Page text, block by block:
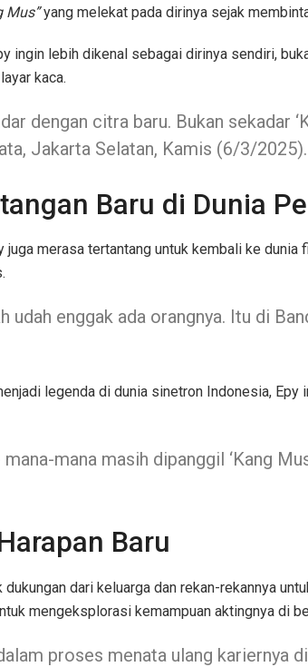
Mus”yang melekat pada dirinya sejak
ingin lebih dikenal sebagai dirinya sendiri,
kaca.
dengan citra baru. Bukan sekadar
Jakarta Selatan, Kamis (6/3/2025).
Baru di Dunia
juga merasa tertantang untuk kembali ke dunia
udah enggak ada orangnya. Itu di
legenda di dunia sinetron Indonesia,
mana masih dipanggil ‘Kang
Baru
dukungan dari keluarga dan rekan-rekannya
mengeksplorasi kemampuan aktingnya di
proses menata ulang kariernya